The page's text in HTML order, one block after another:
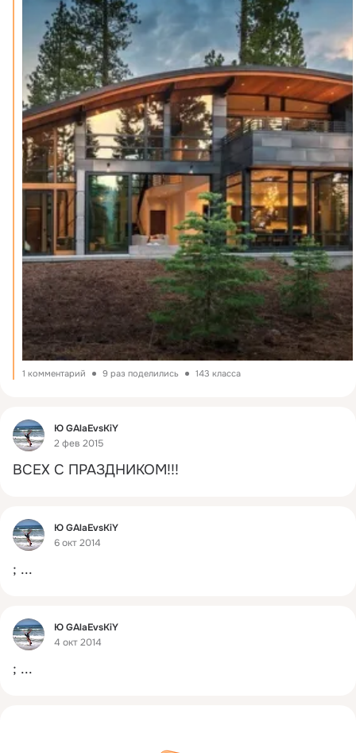
1 комментарий 9 раз поделились 143 класса
Фид
Ю GAlaEvsKiY
2 фев 2015
ВСЕХ С ПРАЗДНИКОМ!!!
Фид
Ю GAlaEvsKiY
6 окт 2014
; ...
Фид
Ю GAlaEvsKiY
4 окт 2014
; ...